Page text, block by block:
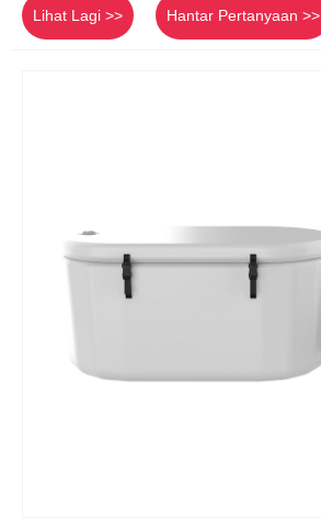
Lihat Lagi >> Hantar Pertanyaan >>